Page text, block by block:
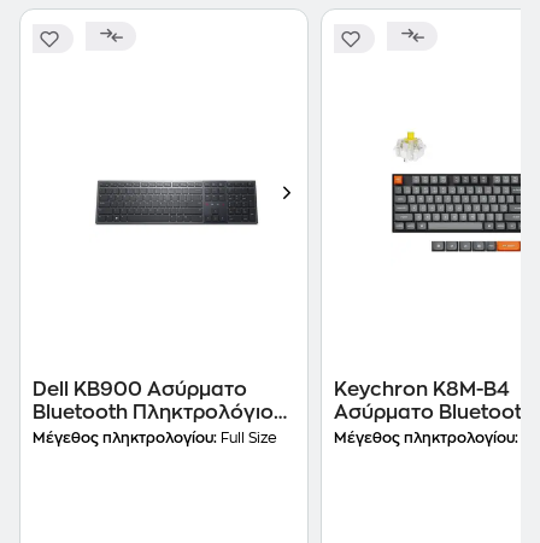
Dell KB900 Ασύρματο
Bluetooth Πληκτρολόγιο
Graphite (US)
Μέγεθος πληκτρολογίου: Full Size
Keychron K8M-B4
Ασύρματο Bluetooth
Μηχανικό
Μέγεθος πληκτρολογίου: